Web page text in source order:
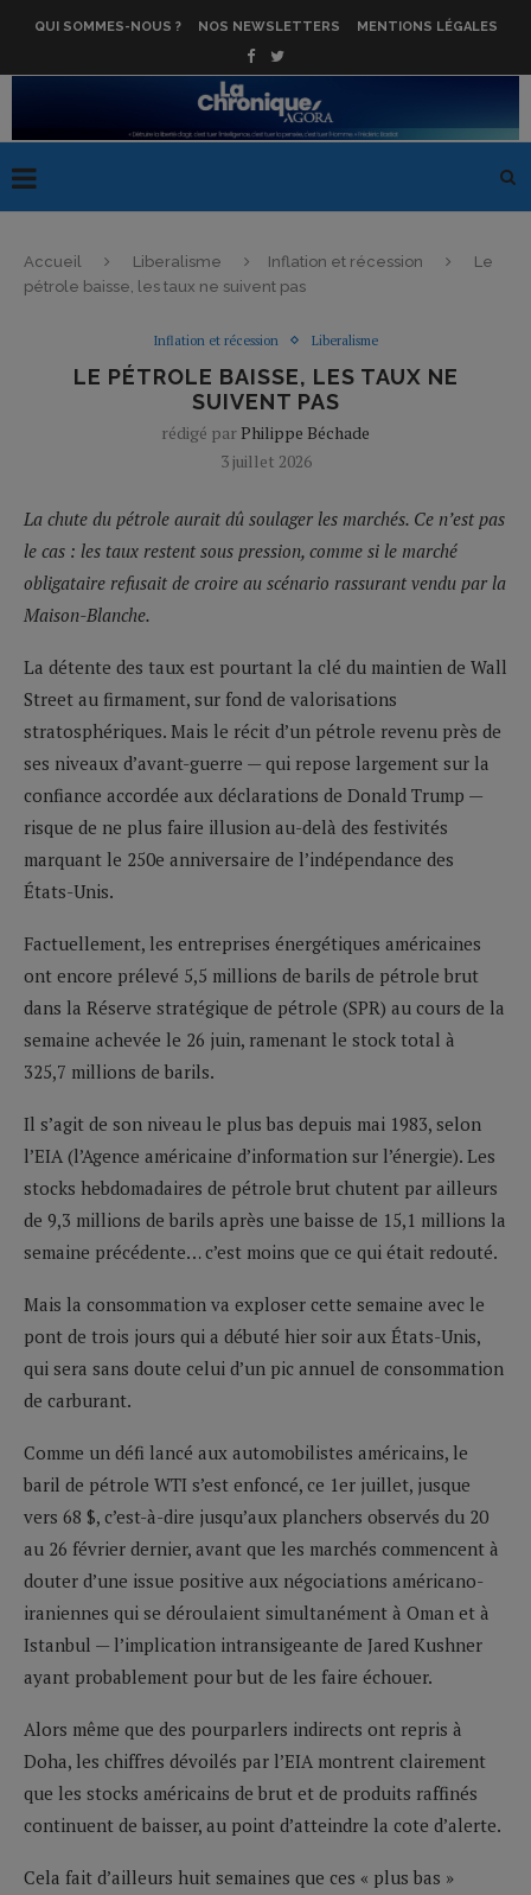
QUI SOMMES-NOUS ? NOS NEWSLETTERS MENTIONS LÉGALES
Accueil Liberalisme Inflation et récession
Le
pétrole baisse, les taux ne suivent pas
Inflation et récession Liberalisme
LE PÉTROLE BAISSE, LES TAUX NE
SUIVENT PAS
rédigé par Philippe Béchade
3 juillet 2026
La chute du pétrole aurait dû soulager les marchés. Ce n’est pas
le cas : les taux restent sous pression, comme si le marché
obligataire refusait de croire au scénario rassurant vendu par la
Maison-Blanche.
La détente des taux est pourtant la clé du maintien de Wall
Street au firmament, sur fond de valorisations
stratosphériques. Mais le récit d’un pétrole revenu près de
ses niveaux d’avant-guerre — qui repose largement sur la
confiance accordée aux déclarations de Donald Trump —
risque de ne plus faire illusion au-delà des festivités
marquant le 250e anniversaire de l’indépendance des
États-Unis.
Factuellement, les entreprises énergétiques américaines
ont encore prélevé 5,5 millions de barils de pétrole brut
dans la Réserve stratégique de pétrole (SPR) au cours de la
semaine achevée le 26 juin, ramenant le stock total à
325,7 millions de barils.
Il s’agit de son niveau le plus bas depuis mai 1983, selon
l’EIA (l’Agence américaine d’information sur l’énergie). Les
stocks hebdomadaires de pétrole brut chutent par ailleurs
de 9,3 millions de barils après une baisse de 15,1 millions la
semaine précédente… c’est moins que ce qui était redouté.
Mais la consommation va exploser cette semaine avec le
pont de trois jours qui a débuté hier soir aux États-Unis,
qui sera sans doute celui d’un pic annuel de consommation
de carburant.
Comme un défi lancé aux automobilistes américains, le
baril de pétrole WTI s’est enfoncé, ce 1er juillet, jusque
vers 68 $, c’est-à-dire jusqu’aux planchers observés du 20
au 26 février dernier, avant que les marchés commencent à
douter d’une issue positive aux négociations américano-
iraniennes qui se déroulaient simultanément à Oman et à
Istanbul — l’implication intransigeante de Jared Kushner
ayant probablement pour but de les faire échouer.
Alors même que des pourparlers indirects ont repris à
Doha, les chiffres dévoilés par l’EIA montrent clairement
que les stocks américains de brut et de produits raffinés
continuent de baisser, au point d’atteindre la cote d’alerte.
Cela fait d’ailleurs huit semaines que ces « plus bas »